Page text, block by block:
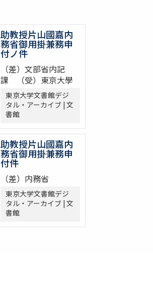
助教授片山國嘉内
務省御用掛兼務申
付ノ件
（差）文部省内記
課 （受）東京大學
東京大学文書館デジ
タル・アーカイブ | 文
書館
助教授片山國嘉内
務省御用掛兼務申
付件
（差）内務省
東京大学文書館デジ
タル・アーカイブ | 文
書館